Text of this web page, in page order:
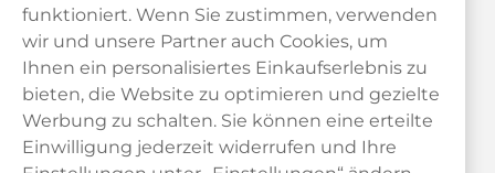
Kundendienst
Links
funktioniert. Wenn Sie zustimmen, verwenden
wir und unsere Partner auch Cookies, um
Ihnen ein personalisiertes Einkaufserlebnis zu
bieten, die Website zu optimieren und gezielte
Werbung zu schalten. Sie können eine erteilte
Einwilligung jederzeit widerrufen und Ihre